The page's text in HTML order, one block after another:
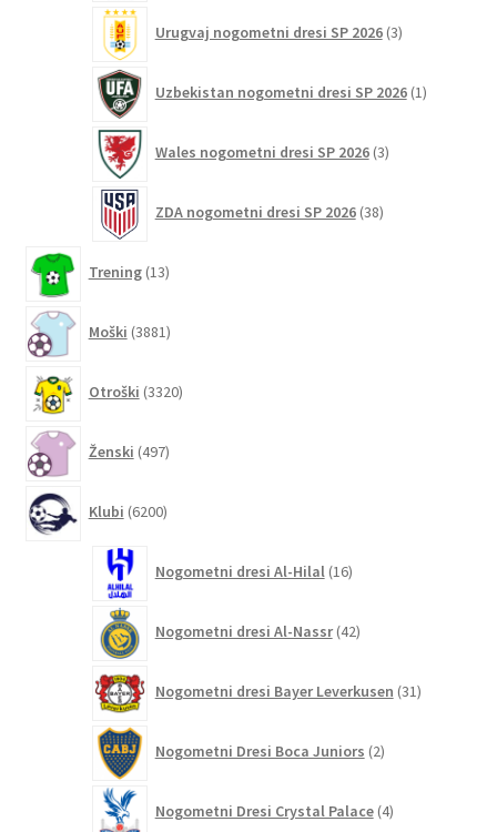
Urugvaj nogometni dresi SP 2026 3izdelki
Uzbekistan nogometni dresi SP 2026 1izdelek
Wales nogometni dresi SP 2026 3izdelki
ZDA nogometni dresi SP 2026 38izdelkov
Trening 13izdelkov
Moški 3881izdelkov
Otroški 3320izdelkov
Ženski 497izdelkov
Klubi 6200izdelkov
Nogometni dresi Al-Hilal 16izdelkov
Nogometni dresi Al-Nassr 42izdelkov
Nogometni dresi Bayer Leverkusen 31izdelkov
Nogometni Dresi Boca Juniors 2izdelka
Nogometni Dresi Crystal Palace 4izdelki